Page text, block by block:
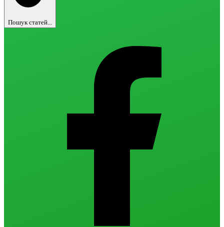
Пошук статей...